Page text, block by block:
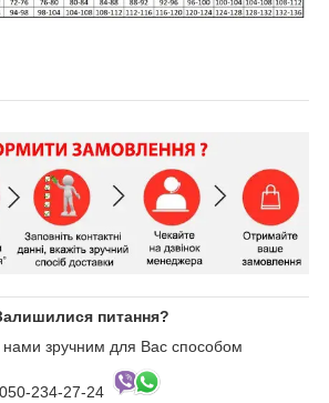
питання?
нами зручним для Вас способом
050-234-27-24